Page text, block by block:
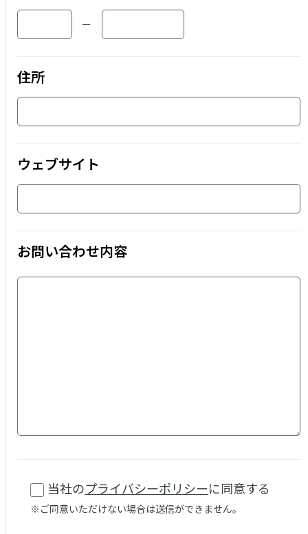
ー
住所
ウェブサイト
お問い合わせ内容
当社のプライバシーポリシーに同意する
※ご同意いただけない場合は送信ができません。